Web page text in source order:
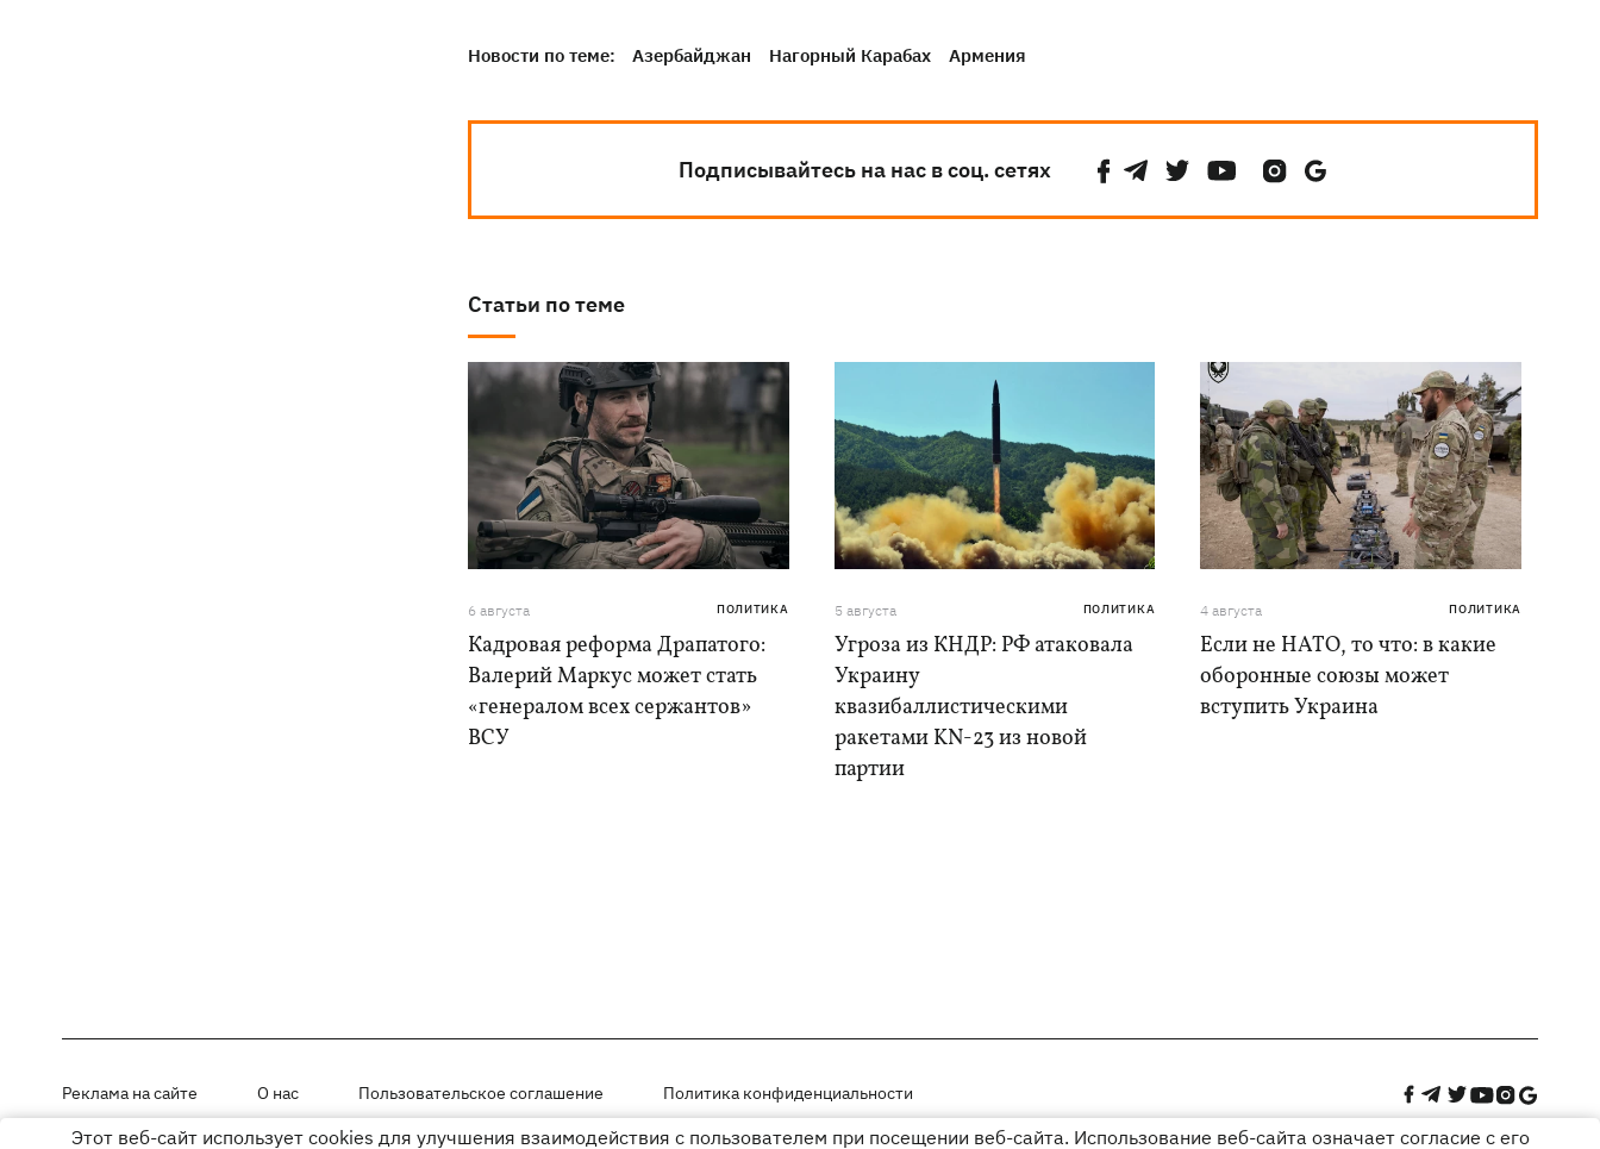
Новости по теме: Азербайджан Нагорный Карабах Армения
Подписывайтесь на нас в соц. сетях
Статьи по теме
6 августа ПОЛИТИКА
Кадровая реформа Драпатого:
Валерий Маркус может стать
«генералом всех сержантов»
ВСУ
5 августа ПОЛИТИКА
Угроза из КНДР: РФ атаковала
Украину
квазибаллистическими
ракетами KN-23 из новой
партии
4 августа ПОЛИТИКА
Если не НАТО, то что: в какие
оборонные союзы может
вступить Украина
Реклама на сайте О нас Пользовательское соглашение Политика конфиденциальности
Материалы под рубриками «Новости компании», «PR» и «Факт» размещены на правах рекламы
Этот веб-сайт использует cookies для улучшения взаимодействия с пользователем при посещении веб-сайта. Использование веб-сайта означает согласие с его